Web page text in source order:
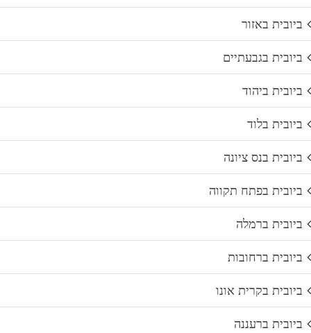
ביובית באזור
ביובית בגבעתיים
ביובית ביהוד
ביובית בלוד
ביובית בנס ציונה
ביובית בפתח תקווה
ביובית ברמלה
ביובית ברחובות
ביובית בקרית אונו
ביובית ברעננה